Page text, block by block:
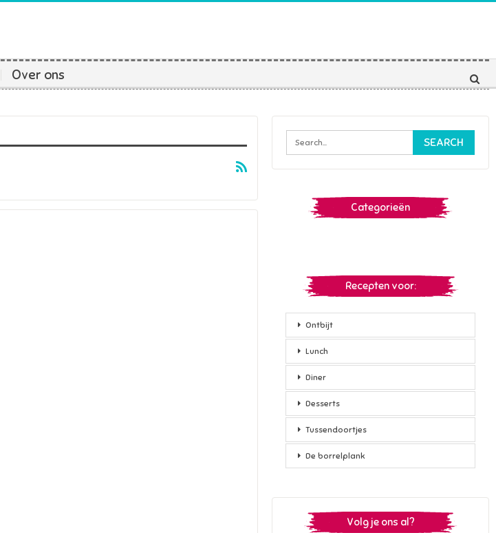
Over ons
Categorieën
Recepten voor:
Ontbijt
Lunch
Diner
Desserts
Tussendoortjes
De borrelplank
Volg je ons al?